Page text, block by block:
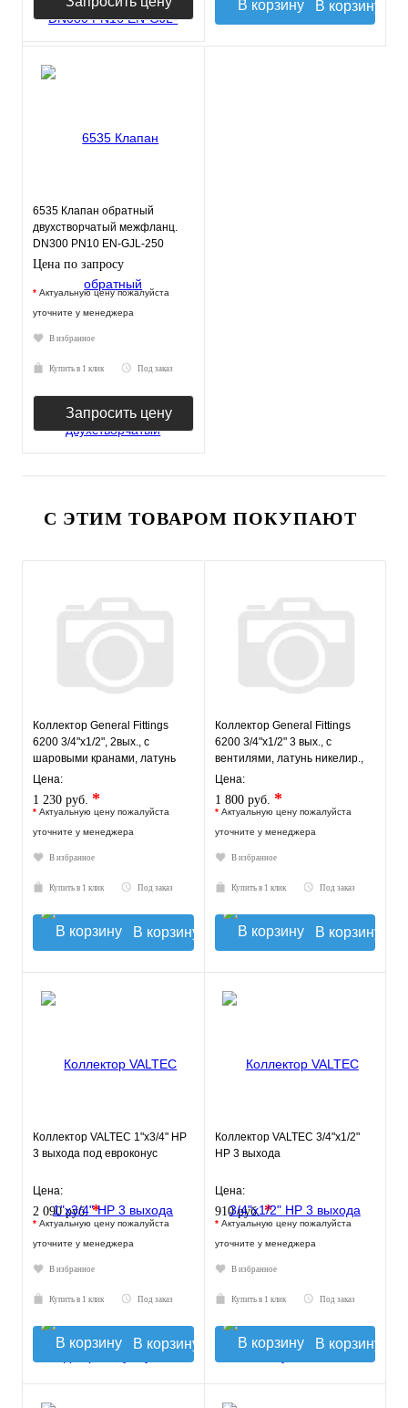
В корзину
6535 Клапан обратный
двухстворчатый межфланц.
DN300 PN10 EN-GJL-250
нерж.сталь EPDM JAFAR
Цена по запросу
* Актуальную цену пожалуйста
уточните у менеджера
В избранное
Купить в 1 клик Под заказ
Запросить цену
С ЭТИМ ТОВАРОМ ПОКУПАЮТ
Коллектор General Fittings
6200 3/4"х1/2", 2вых., c
шаровыми кранами, латунь
никелир.
Цена:
1 230 руб. *
* Актуальную цену пожалуйста
уточните у менеджера
В избранное
Купить в 1 клик Под заказ
В корзину
Коллектор General Fittings
6200 3/4"х1/2" 3 вых., c
вентилями, латунь никелир.,
красный
Цена:
1 800 руб. *
* Актуальную цену пожалуйста
уточните у менеджера
В избранное
Купить в 1 клик Под заказ
В корзину
Коллектор VALTEC 1"х3/4" НР
3 выхода под евроконус
Цена:
2 090 руб.*
* Актуальную цену пожалуйста
уточните у менеджера
В избранное
Купить в 1 клик Под заказ
В корзину
Коллектор VALTEC 3/4"х1/2"
НР 3 выхода
Цена:
910 руб.*
* Актуальную цену пожалуйста
уточните у менеджера
В избранное
Купить в 1 клик Под заказ
В корзину